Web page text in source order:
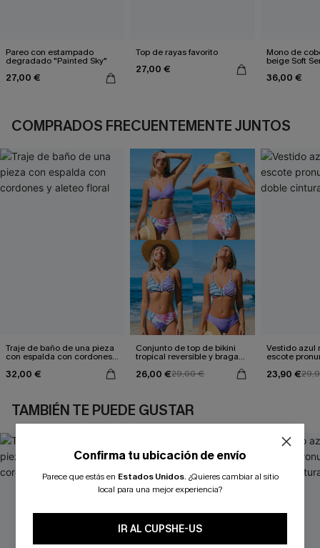
Pareo con estampado
degradado "Painted Sky"
27,00 €
Top de rayas favorito
27,00 €
Mono de
beige Soft
36,00 €
COMPRADOS FRECUENTEMENTE JUNTOS
Traje de baño de una pieza
con espalda con cordones y
32,00 €
Conjunto de top de bikini
tropical reversible y braga
26,00 €29,00 €
Vestido azul
escote
23,90 €
TAMBIÉN TE PUEDE GUSTAR
Confirma tu ubicación de envío
Parece que estás en Estados Unidos. ¿Quieres cambiar al sitio
local para una mejor experiencia?
IR AL CUPSHE-US